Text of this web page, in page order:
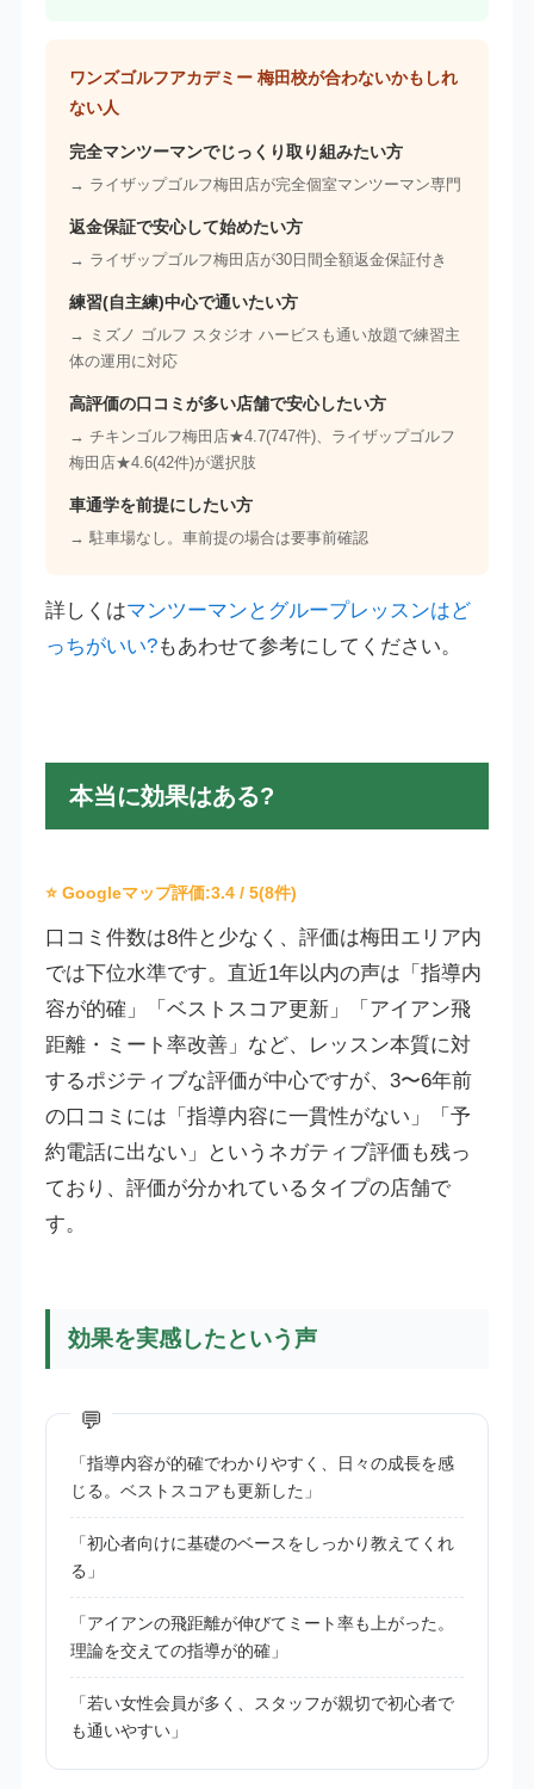
ワンズゴルフアカデミー 梅田校が合わないかもしれ
ない人
完全マンツーマンでじっくり取り組みたい方
→ ライザップゴルフ梅田店が完全個室マンツーマン専門
返金保証で安心して始めたい方
→ ライザップゴルフ梅田店が30日間全額返金保証付き
練習(自主練)中心で通いたい方
→ ミズノ ゴルフ スタジオ ハービスも通い放題で練習主
体の運用に対応
高評価の口コミが多い店舗で安心したい方
→ チキンゴルフ梅田店★4.7(747件)、ライザップゴルフ
梅田店★4.6(42件)が選択肢
車通学を前提にしたい方
→ 駐車場なし。車前提の場合は要事前確認
詳しくはマンツーマンとグループレッスンはど
っちがいい?もあわせて参考にしてください。
本当に効果はある?
⭐ Googleマップ評価:3.4/ 5(8件)
口コミ件数は8件と少なく、評価は梅田エリア内
では下位水準です。直近1年以内の声は「指導内
容が的確」「ベストスコア更新」「アイアン飛
距離・ミート率改善」など、レッスン本質に対
するポジティブな評価が中心ですが、3〜6年前
の口コミには「指導内容に一貫性がない」「予
約電話に出ない」というネガティブ評価も残っ
ており、評価が分かれているタイプの店舗で
す。
効果を実感したという声
「指導内容が的確でわかりやすく、日々の成長を感
じる。ベストスコアも更新した」
「初心者向けに基礎のベースをしっかり教えてくれ
る」
「アイアンの飛距離が伸びてミート率も上がった。
理論を交えての指導が的確」
「若い女性会員が多く、スタッフが親切で初心者で
も通いやすい」